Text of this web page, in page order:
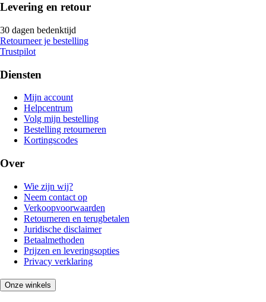
Levering en retour
30 dagen bedenktijd
Retourneer je bestelling
Trustpilot
Diensten
Mijn account
Helpcentrum
Volg mijn bestelling
Bestelling retourneren
Kortingscodes
Over
Wie zijn wij?
Neem contact op
Verkoopvoorwaarden
Retourneren en terugbetalen
Juridische disclaimer
Betaalmethoden
Prijzen en leveringsopties
Privacy verklaring
Onze winkels